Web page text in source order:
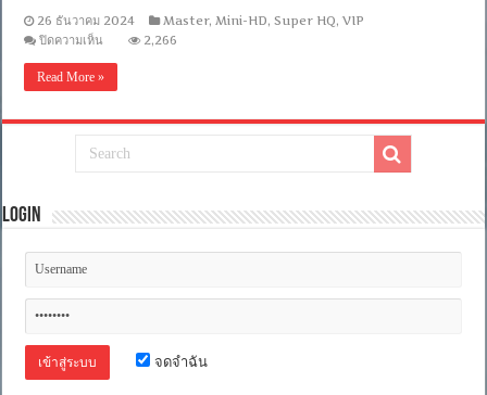
26 ธันวาคม 2024 Master, Mini-HD,Super HQ,VIP
ปิดความเห็น
HQ]
Out
แผน
หักเห
ลี่
DTS:
พากย์
2,266
Read More »
Login
จดจำฉัน